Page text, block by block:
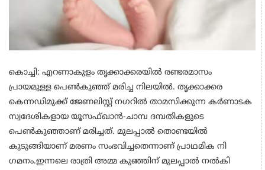
കൊച്ചി: എറണാകുളം തൃക്കാക്കരയിൽ രണ്ടരമാസം
പ്രായമുള്ള പെൺകുഞ്ഞ് മരിച്ച നിലയിൽ. തൃക്കാക്കര
കെന്നഡിമുക്ക് ജേണലിസ്റ്റ് നഗറിൽ താമസിക്കുന്ന കർണാടക
സ്വദേശികളായ യൂസഫ്ഖാൻ-ചാമ്പ ദമ്പതികളുടെ
പെണ്‍കുഞ്ഞാണ് മരിച്ചത്.‌ മുലപ്പാൽ തൊണ്ടയിൽ
കുടുങ്ങിയാണ് മരണം സംഭവിച്ചതെന്നാണ് പ്രാഥമിക നി​
ഗമനം.ഇന്നലെ രാത്രി അമ്മ കുഞ്ഞിന് മുലപ്പാൽ നൽകി